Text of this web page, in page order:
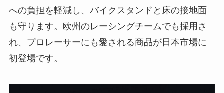
への負担を軽減し、バイクスタンドと床の接地面
も守ります。欧州のレーシングチームでも採用さ
れ、プロレーサーにも愛される商品が日本市場に
初登場です。